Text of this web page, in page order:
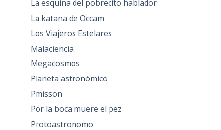
La esquina del pobrecito hablador
La katana de Occam
Los Viajeros Estelares
Malaciencia
Megacosmos
Planeta astronómico
Pmisson
Por la boca muere el pez
Protoastronomo